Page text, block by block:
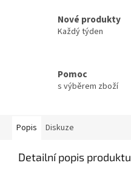
Nové produkty
Každý týden
Pomoc
s výběrem zboží
Popis Diskuze
Detailní popis produktu